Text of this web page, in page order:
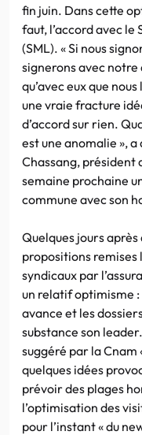
fin juin. Dans cette
faut, l’accord avec
(SML). « Si nous
signerons avec notre
qu’avec eux que
une vraie fracture
d’accord sur rien.
est une anomalie »,
Chassang, président
semaine prochaine
commune avec son
Quelques jours
propositions remises
syndicaux par
un relatif optimisme :
avance et les
substance son
suggéré par la Cnam
quelques idées
prévoir des plages
l’optimisation des
pour l’instant « du